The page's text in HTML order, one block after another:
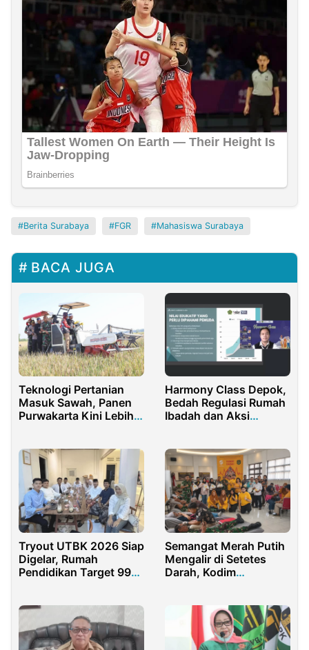
Berita Surabaya FGR Mahasiswa Surabaya
BACA JUGA
Teknologi Pertanian
Masuk Sawah, Panen
Purwakarta Kini Lebih
Harmony Class Depok,
Bedah Regulasi Rumah
Ibadah dan Aksi
Tryout UTBK 2026 Siap
Digelar, Rumah
Pendidikan Target 99
Semangat Merah Putih
Mengalir di Setetes
Darah, Kodim